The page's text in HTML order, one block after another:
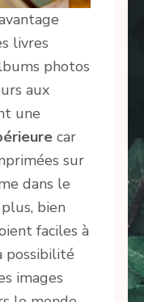
livres
photos
aux
une
car
sur
dans le
bien
faciles à
possibilité
images